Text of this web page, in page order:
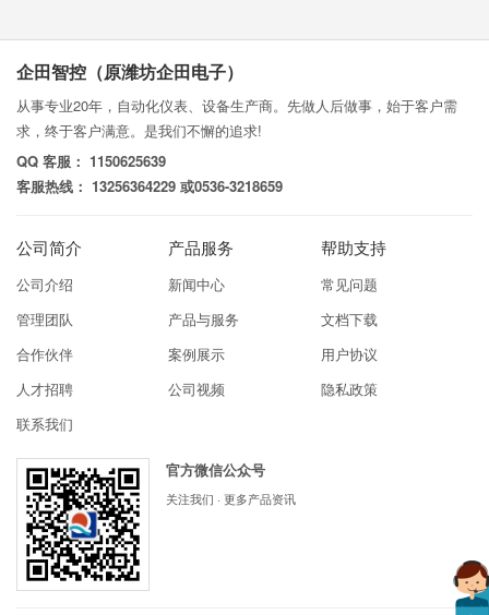
企田智控（原潍坊企田电子）
从事专业20年，自动化仪表、设备生产商。先做人后做事，始于客户需
求，终于客户满意。是我们不懈的追求!
QQ 客服： 1150625639
客服热线： 13256364229 或0536-3218659
公司简介
公司介绍
管理团队
合作伙伴
人才招聘
联系我们
产品服务
新闻中心
产品与服务
案例展示
公司视频
帮助支持
常见问题
文档下载
用户协议
隐私政策
官方微信公众号
关注我们 · 更多产品资讯